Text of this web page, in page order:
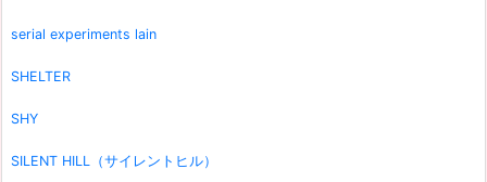
serial experiments lain
SHELTER
SHY
SILENT HILL（サイレントヒル）